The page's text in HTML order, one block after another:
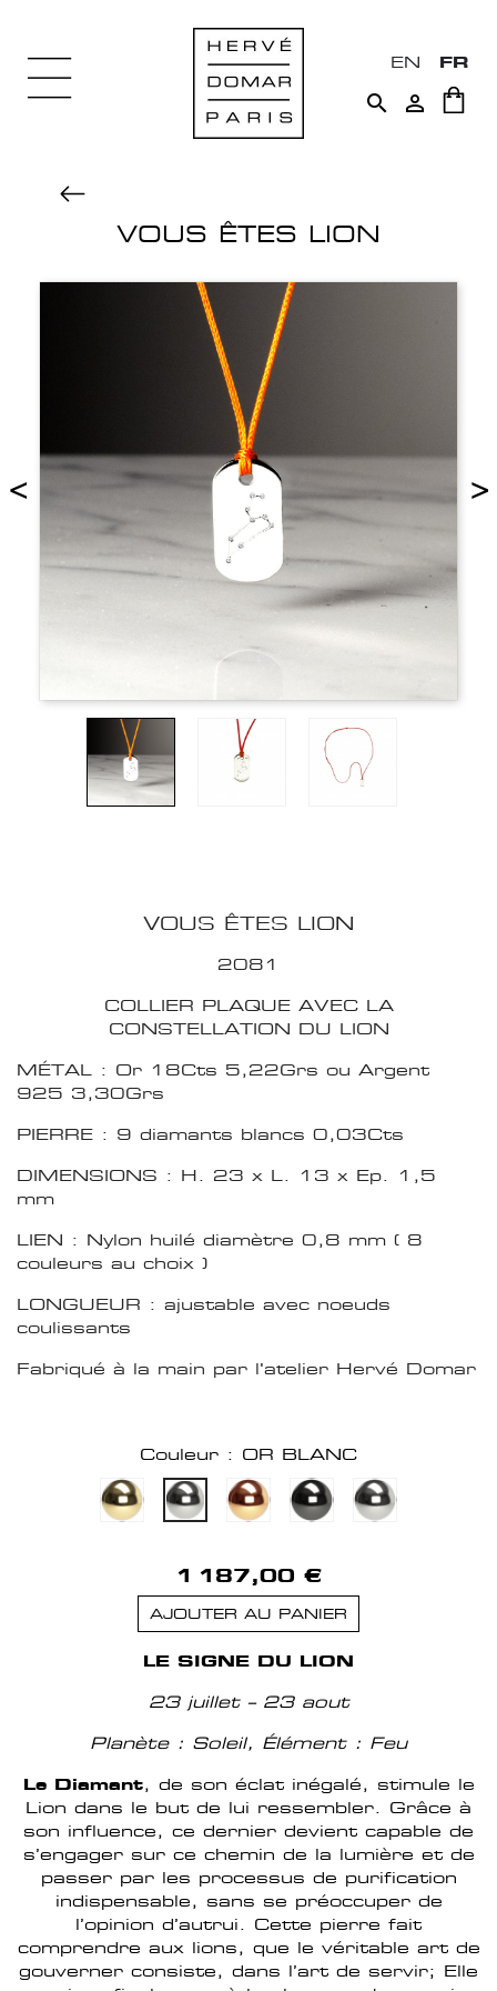
EN FR
 
VOUS ÊTES LION
< >
VOUS ÊTES LION
2081
COLLIER PLAQUE AVEC LA
CONSTELLATION DU LION
MÉTAL : Or 18Cts 5,22Grs ou Argent
925 3,30Grs
PIERRE : 9 diamants blancs 0,03Cts
DIMENSIONS : H. 23 x L. 13 x Ep. 1,5
mm
LIEN : Nylon huilé diamètre 0,8 mm ( 8
couleurs au choix )
LONGUEUR : ajustable avec noeuds
coulissants
Fabriqué à la main par l'atelier Hervé Domar
Couleur : OR BLANC
1 187,00 €
AJOUTER AU PANIER
LE SIGNE DU LION
23 juillet – 23 aout
Planète : Soleil, Élément : Feu
Le Diamant, de son éclat inégalé, stimule le
Lion dans le but de lui ressembler. Grâce à
son influence, ce dernier devient capable de
s’engager sur ce chemin de la lumière et de
passer par les processus de purification
indispensable, sans se préoccuper de
l’opinion d’autrui. Cette pierre fait
comprendre aux lions, que le véritable art de
gouverner consiste, dans l’art de servir; Elle